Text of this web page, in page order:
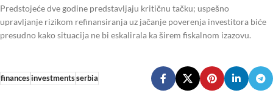
Predstojeće dve godine predstavljaju kritičnu tačku; uspešno
upravljanje rizikom refinansiranja uz jačanje poverenja investitora biće
presudno kako situacija ne bi eskalirala ka širem fiskalnom izazovu.
financesinvestmentsserbia